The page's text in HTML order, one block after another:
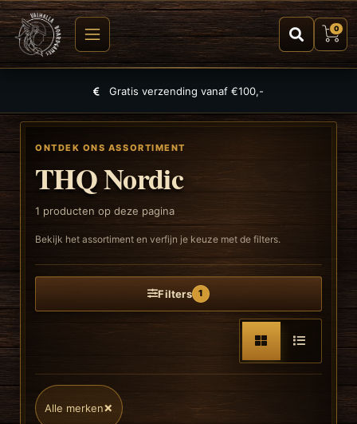
0
Gratis verzending vanaf €100,-
ONTDEK ONS ASSORTIMENT
THQ Nordic
1 producten op deze pagina
Bekijk het assortiment en verfijn je keuze met de filters.
Filters 1
Alle merken×